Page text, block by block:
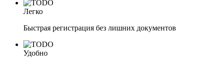
Легко
Быстрая регистрация без лишних документов
Удобно